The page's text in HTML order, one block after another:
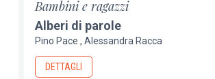
Bambini e ragazzi
Alberi di parole
Pino Pace Alessandra Racca
DETTAGLI